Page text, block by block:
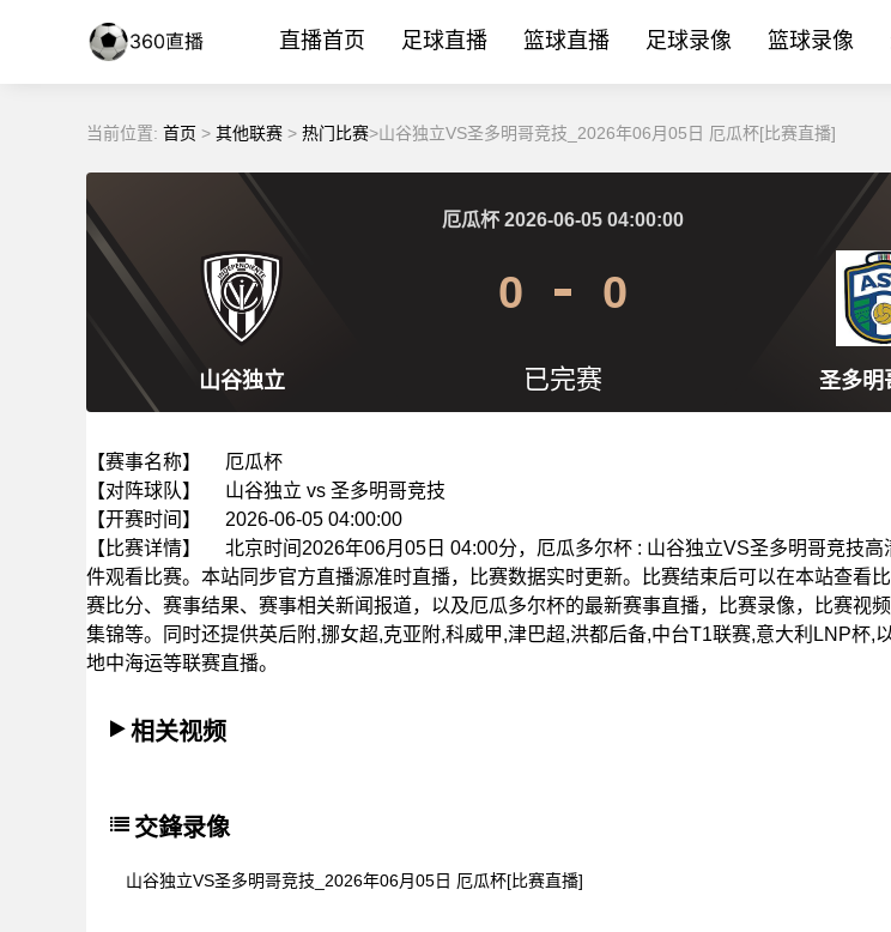
直播首页 足球直播 篮球直播 足球录像 篮球录像
当前位置: 首页 > 其他联赛 > 热门比赛>山谷独立VS圣多明哥竞技_2026年06月05日 厄瓜杯[比赛直播]
山谷独立 圣多明
厄瓜杯 2026-06-05 04:00:00
0 0
已完赛
【赛事名称】
厄瓜杯
【对阵球队】
山谷独立 vs 圣多明哥竞技
【开赛时间】
2026-06-05 04:00:00
【比赛详情】
北京时间2026年06月05日 04:00分，厄瓜多尔杯 : 山谷独立VS圣多明哥竞技高
件观看比赛。本站同步官方直播源准时直播，比赛数据实时更新。比赛结束后可以在本站查看
赛比分、赛事结果、赛事相关新闻报道，以及厄瓜多尔杯的最新赛事直播，比赛录像，比赛视
集锦等。同时还提供英后附,挪女超,克亚附,科威甲,津巴超,洪都后备,中台T1联赛,意大利LNP杯,
地中海运等联赛直播。
相关视频
交鋒录像
山谷独立VS圣多明哥竞技_2026年06月05日 厄瓜杯[比赛直播]